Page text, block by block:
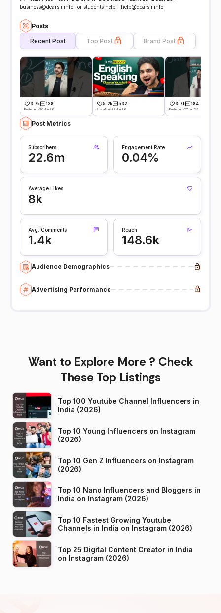
business@dearsir.info For students help:- help@dearsir.info
Posts
Recent Post Top Post Brand Post
3.7k 138
Posted on -30 Jun 26
5.2k 532
Posted on -27 Jun 26
3.7k 184
Posted on -27 Jun 26
Post Metrics
Subscribers
22.6m
Engagement Rate
0.04%
Average Likes
8k
Avg. Comments
1.4k
Reach
148.6k
Audience Demographics
Advertising Performance
Want to Explore More ? Check
These Top Listings
Top 100 Youtube Channel Influencers in
India (2026)
Top 10 Young Influencers on Instagram
(2026)
Top 10 Gen Z Influencers on Instagram
(2026)
Top 10 Nano Influencers and Bloggers in
India on Instagram (2026)
Top 10 Fastest Growing Youtube
Channels in India on Instagram (2026)
Top 25 Digital Content Creator in India
on Instagram (2026)